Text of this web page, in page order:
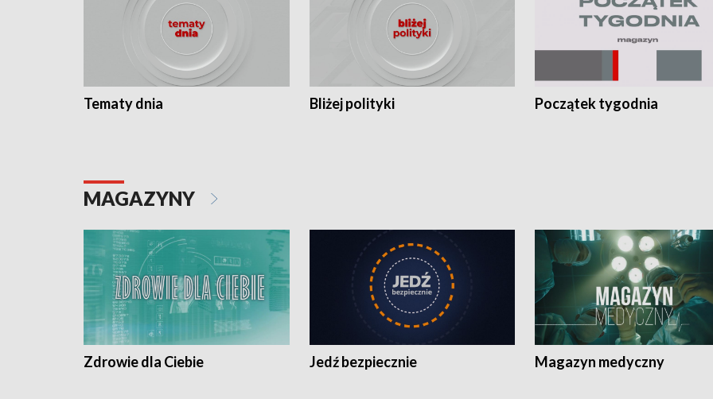
Tematy dnia Bliżej polityki Początek tygodnia
MAGAZYNY
Zdrowie dla Ciebie Jedź bezpiecznie Magazyn medyczny